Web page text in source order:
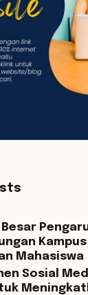
Mahasiswa
Sosial